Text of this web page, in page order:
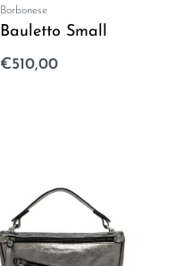
Borbonese
Bauletto Small
€510,00